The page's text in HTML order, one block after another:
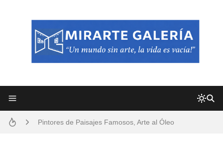
Pintores de Paisajes Famosos, Arte al Óleo